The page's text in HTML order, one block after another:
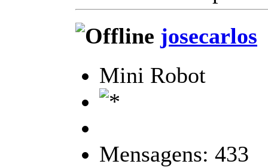
josecarlos
Mini Robot
Mensagens: 433